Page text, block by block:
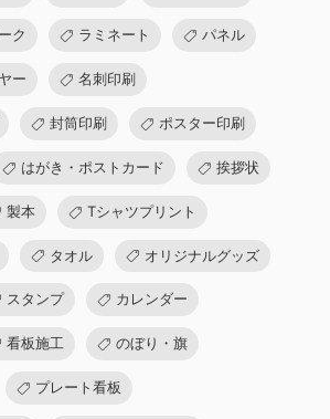
ク ラミネート パネル
ー 名刺印刷
封筒印刷 ポスター印刷
はがき・ポストカード 挨拶状
製本 Tシャツプリント
タオル オリジナルグッズ
スタンプ カレンダー
看板施工 のぼり・旗
プレート看板